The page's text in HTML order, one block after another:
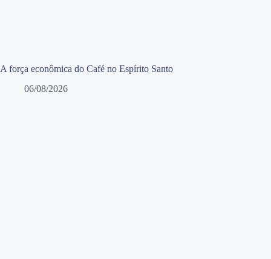
A força econômica do Café no Espírito Santo
06/08/2026